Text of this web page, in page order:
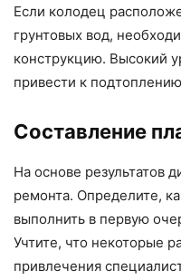
Если колодец
грунтовых вод,
конструкцию. Высокий
привести к
Составление
На основе результатов
ремонта. Определите,
выполнить в первую
Учтите, что некоторые
привлечения